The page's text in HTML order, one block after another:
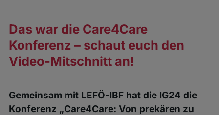
Das war die Care4Care
Konferenz – schaut euch den
Video-Mitschnitt an!
Gemeinsam mit LEFÖ-IBF hat die IG24 die
Konferenz „Care4Care: Von prekären zu